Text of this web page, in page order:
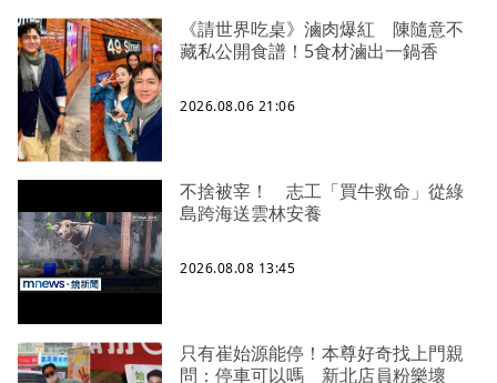
《請世界吃桌》滷肉爆紅 陳隨意不
藏私公開食譜！5食材滷出一鍋香
2026.08.06 21:06
不捨被宰！ 志工「買牛救命」從綠
島跨海送雲林安養
2026.08.08 13:45
只有崔始源能停！本尊好奇找上門親
問：停車可以嗎 新北店員粉樂壞